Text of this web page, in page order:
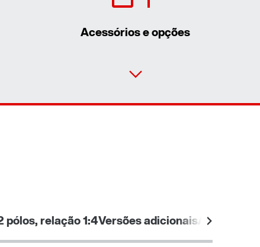
Acessórios e opções
pólos, relação 1:4Versões adicionais Áreas de